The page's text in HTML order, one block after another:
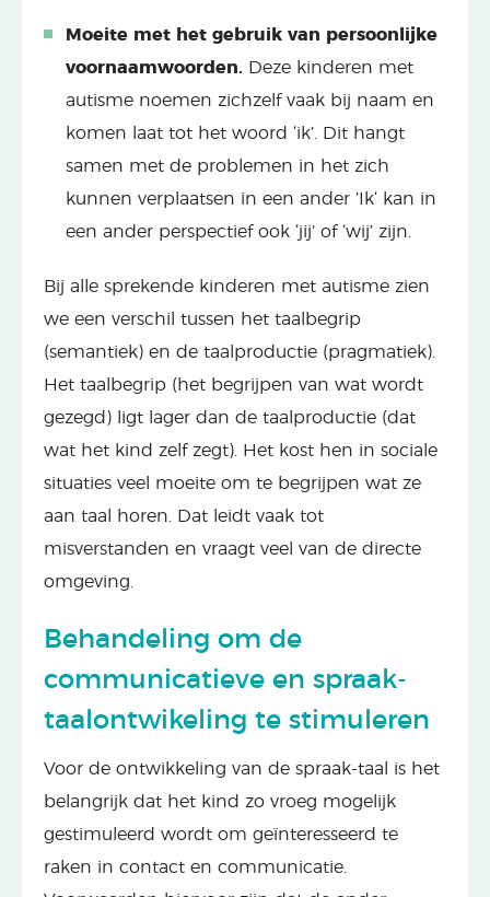
Moeite met het gebruik van persoonlijke
voornaamwoorden. Deze kinderen met
autisme noemen zichzelf vaak bij naam en
komen laat tot het woord ‘ik’. Dit hangt
samen met de problemen in het zich
kunnen verplaatsen in een ander ’Ik‘ kan in
een ander perspectief ook ‘jij’ of ‘wij’ zijn.
Bij alle sprekende kinderen met autisme zien
we een verschil tussen het taalbegrip
(semantiek) en de taalproductie (pragmatiek).
Het taalbegrip (het begrijpen van wat wordt
gezegd) ligt lager dan de taalproductie (dat
wat het kind zelf zegt). Het kost hen in sociale
situaties veel moeite om te begrijpen wat ze
aan taal horen. Dat leidt vaak tot
misverstanden en vraagt veel van de directe
omgeving.
Behandeling om de
communicatieve en spraak-
taalontwikeling te stimuleren
Voor de ontwikkeling van de spraak-taal is het
belangrijk dat het kind zo vroeg mogelijk
gestimuleerd wordt om geïnteresseerd te
raken in contact en communicatie.